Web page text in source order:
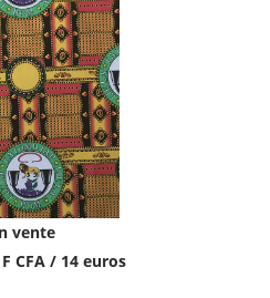
vente
CFA / 14 euros